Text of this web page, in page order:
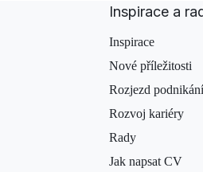
Inspirace a
Inspirace
Nové příležitosti
Rozjezd podnikání
Rozvoj kariéry
Rady
Jak napsat CV